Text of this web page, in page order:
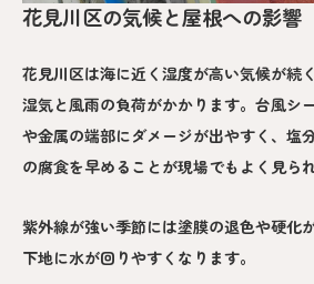
花見川区の気候と屋根への影響
花見川区は海に近く湿度が高い気候が続
湿気と風雨の負荷がかかります。台風シ
や金属の端部にダメージが出やすく、塩
の腐食を早めることが現場でもよく見られ
紫外線が強い季節には塗膜の退色や硬化
下地に水が回りやすくなります。